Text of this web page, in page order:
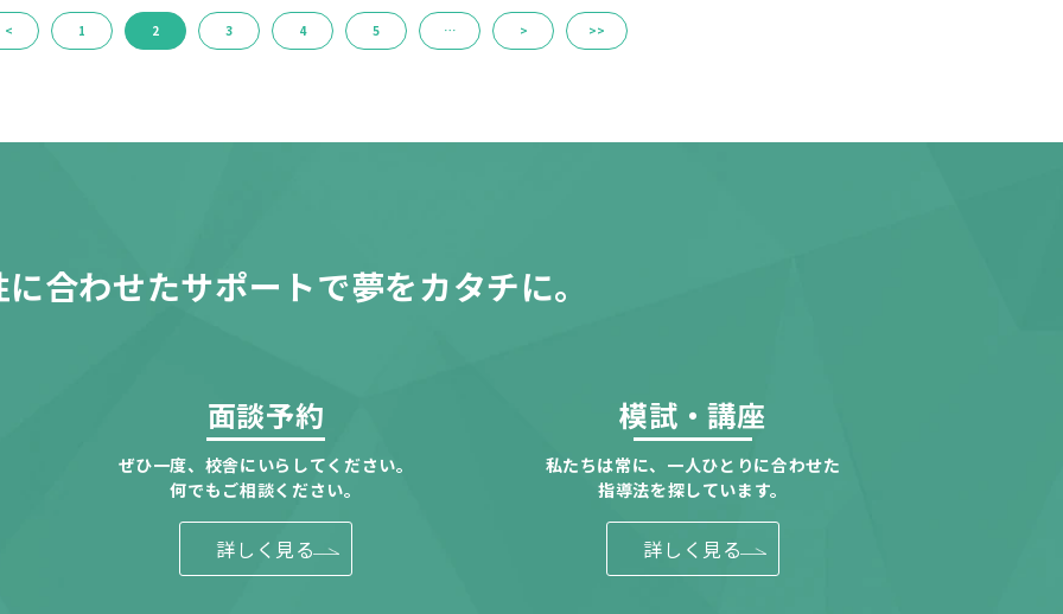
< 1 2 3 4 5 … > >>
合わせたサポートで夢をカタチに。
面談予約
ぜひ一度、校舎にいらしてください。
何でもご相談ください。
詳しく見る
模試・講座
私たちは常に、一人ひとりに合わせた
指導法を探しています。
詳しく見る